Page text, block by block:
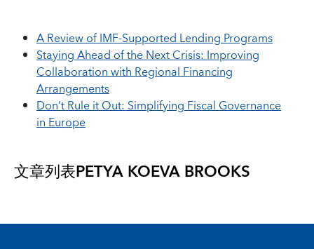
A Review of IMF-Supported Lending Programs
Staying Ahead of the Next Crisis: Improving
Collaboration with Regional Financing
Arrangements
Don’t Rule it Out: Simplifying Fiscal Governance
in Europe
文章列表PETYA KOEVA BROOKS